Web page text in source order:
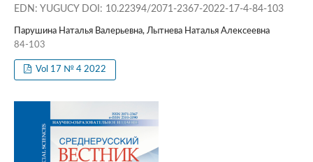
EDN: YUGUCY DOI: 10.22394/2071-2367-2022-17-4-84-103
Парушина Наталья Валерьевна, Лытнева Наталья Алексеевна
84-103
Vol 17 № 4 2022